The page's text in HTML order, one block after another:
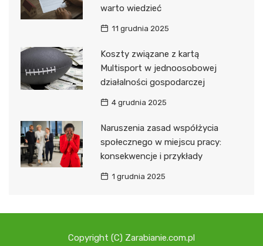
warto wiedzieć
11 grudnia 2025
Koszty związane z kartą
Multisport w jednoosobowej
działalności gospodarczej
4 grudnia 2025
Naruszenia zasad współżycia
społecznego w miejscu pracy:
konsekwencje i przykłady
1 grudnia 2025
Copyright (C) Zarabianie.com.pl